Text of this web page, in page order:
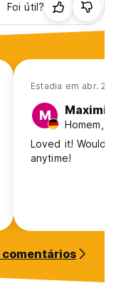
Foi útil?
Estadia em abr.
M
Homem,
Loved it! Would
anytime!
comentários